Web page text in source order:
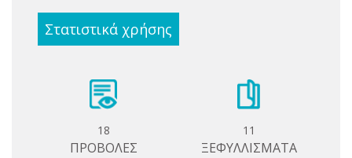
Στατιστικά χρήσης
18
ΠΡΟΒΟΛΕΣ
11
ΞΕΦΥΛΛΙΣΜΑΤΑ